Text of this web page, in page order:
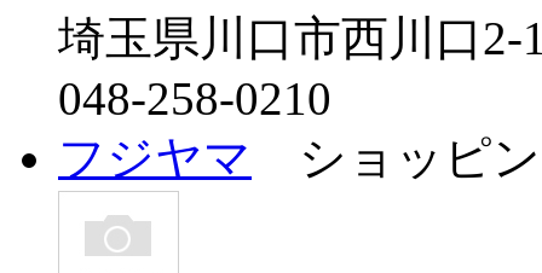
埼玉県川口市西川口2-
048-258-0210
フジヤマ ショッピン